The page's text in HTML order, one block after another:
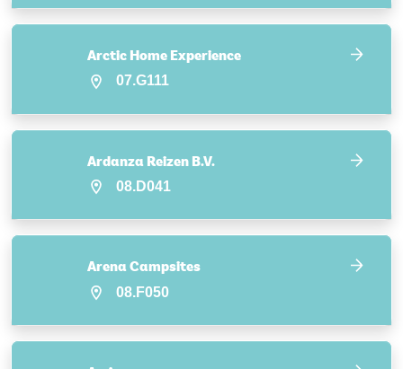
Arctic Home Experience
07.G111
Ardanza Reizen B.V.
08.D041
Arena Campsites
08.F050